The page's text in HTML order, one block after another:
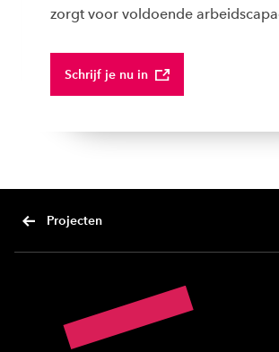
zorgt voor voldoende
Schrijf je nu in
Projecten